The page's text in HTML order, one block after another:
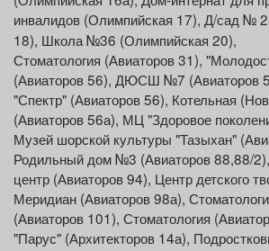
инвалидов (Олимпийская 17), Д/сад №
18), Школа №36 (Олимпийская 20),
Стоматология (Авиаторов 31),
(Авиаторов 56), ДЮСШ №7 (Авиаторов
"Спектр" (Авиаторов 56), Котельная
(Авиаторов 56а), МЦ "Здоровое
Музей шорской культуры "Тазыхан"
Родильный дом №3 (Авиаторов 88,88/
центр (Авиаторов 94), Центр детского
Меридиан (Авиаторов 98а),
(Авиаторов 101), Стоматология
"Парус" (Архитекторов 14а),